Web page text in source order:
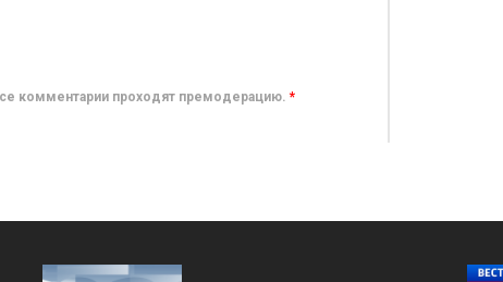
комментарии проходят премодерацию. *